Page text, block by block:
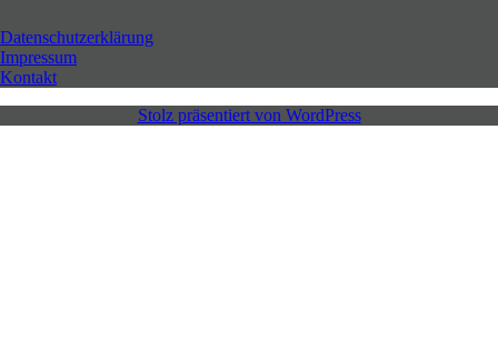
Datenschutzerklärung
Impressum
Kontakt
Stolz präsentiert von WordPress